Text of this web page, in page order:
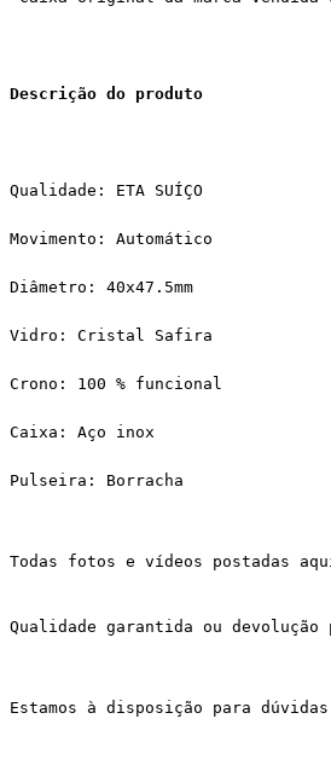
Descrição do produto
Qualidade: ETA SUÍÇO
Movimento: Automático
Diâmetro: 40x47.5mm
Vidro: Cristal Safira
Crono: 100 % funcional
Caixa: Aço inox
Pulseira: Borracha
Todas fotos e vídeos postadas
Qualidade garantida ou devolução
Estamos à disposição para